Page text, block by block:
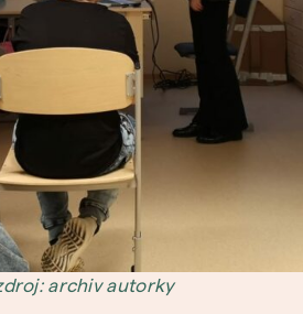
archiv autorky